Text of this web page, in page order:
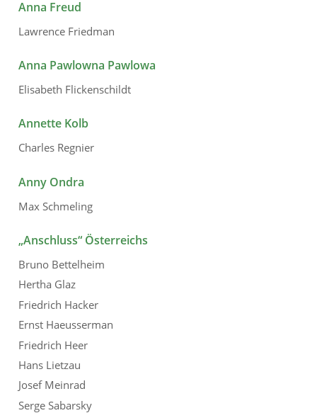
Anna Freud
Lawrence Friedman
Anna Pawlowna Pawlowa
Elisabeth Flickenschildt
Annette Kolb
Charles Regnier
Anny Ondra
Max Schmeling
„Anschluss“ Österreichs
Bruno Bettelheim
Hertha Glaz
Friedrich Hacker
Ernst Haeusserman
Friedrich Heer
Hans Lietzau
Josef Meinrad
Serge Sabarsky